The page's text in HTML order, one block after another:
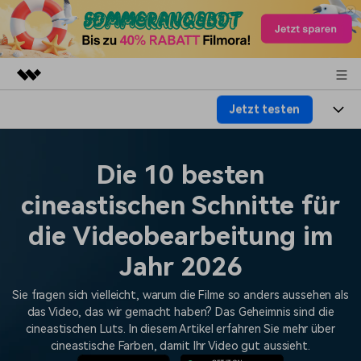
Lösungen
Presseraum
Support
Jetzt testen
Funktionen
Assets
Video/Foto
Text
Lösungen
Marketing & Business
Lifestyle & Spaß
Video-Prompts
Über 100 heiße Video-
Meisterkurs
Beherrschen Sie
Hilfe-Center
Erste Schritte
Die 10 besten
cineastischen Schnitte für
die Videobearbeitung im
Jahr 2026
Sie fragen sich vielleicht, warum die Filme so anders aussehen als
das Video, das wir gemacht haben? Das Geheimnis sind die
cineastischen Luts. In diesem Artikel erfahren Sie mehr über
cineastische Farben, damit Ihr Video gut aussieht.